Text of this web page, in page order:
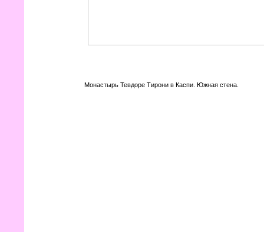
Монастырь Тевдоре Тирони в Каспи. Южная стена.